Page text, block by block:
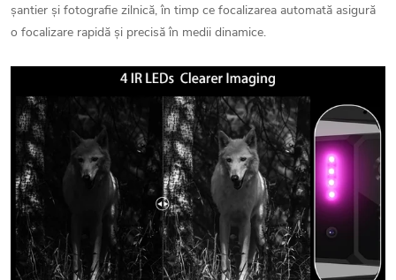
șantier și fotografie zilnică, în timp ce focalizarea automată asigură
o focalizare rapidă și precisă în medii dinamice.